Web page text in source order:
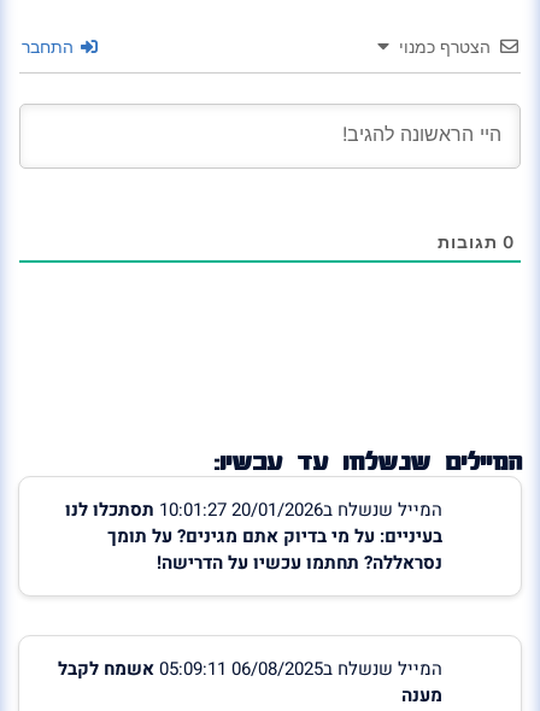
הצטרף כמנוי התחבר
0 תגובות
המיילים שנשלחו עד עכשיו:
המייל שנשלח ב20/01/2026 10:01:27
תסתכלו לנו
בעיניים: על מי בדיוק אתם מגינים? על תומך
נסראללה? תחתמו עכשיו על הדרישה!
המייל שנשלח ב06/08/2025 05:09:11
אשמח לקבל
מענה